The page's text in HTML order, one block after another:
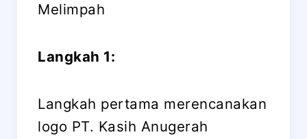
Melimpah
Langkah 1:
Langkah pertama merencanakan
logo PT. Kasih Anugerah